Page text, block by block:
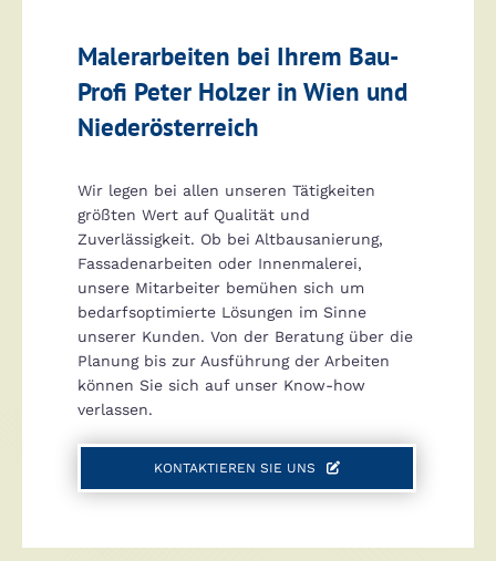
Malerarbeiten bei Ihrem Bau-
Profi Peter Holzer in Wien und
Niederösterreich
Wir legen bei allen unseren Tätigkeiten
größten Wert auf Qualität und
Zuverlässigkeit. Ob bei Altbausanierung,
Fassadenarbeiten oder Innenmalerei,
unsere Mitarbeiter bemühen sich um
bedarfsoptimierte Lösungen im Sinne
unserer Kunden. Von der Beratung über die
Planung bis zur Ausführung der Arbeiten
können Sie sich auf unser Know-how
verlassen.
KONTAKTIEREN SIE UNS